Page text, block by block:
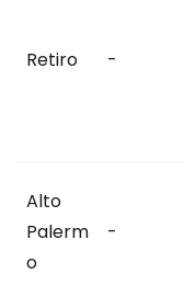
Retiro -
Alto
Palerm
o
-